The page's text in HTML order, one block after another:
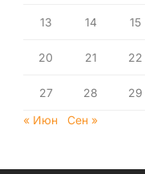
13 14 15
20 21 22
27 28 29
« Июн
Сен »